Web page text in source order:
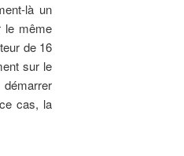
là un
le même
de 16
sur le
cas, la